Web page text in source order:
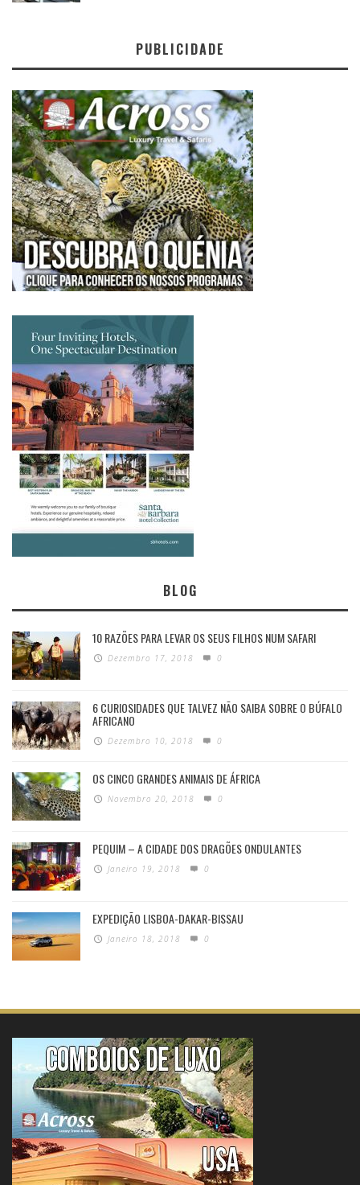
PUBLICIDADE
BLOG
10 RAZÕES PARA LEVAR OS SEUS FILHOS NUM SAFARI
Dezembro 17, 2018 0
6 CURIOSIDADES QUE TALVEZ NÃO SAIBA SOBRE O BÚFALO
AFRICANO
Dezembro 10, 2018 0
OS CINCO GRANDES ANIMAIS DE ÁFRICA
Novembro 20, 2018 0
PEQUIM – A CIDADE DOS DRAGÕES ONDULANTES
Janeiro 19, 2018 0
EXPEDIÇÃO LISBOA-DAKAR-BISSAU
Janeiro 18, 2018 0